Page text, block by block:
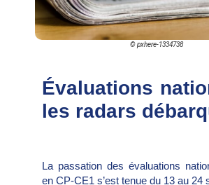
© pxhere-1334738
Évaluations
les radars
La passation des évaluations
en CP-CE1 s’est tenue du 13 au 24